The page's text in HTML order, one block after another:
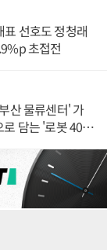
선호도 정청래
초접전
산 물류센터' 가
담는 '로봇 400